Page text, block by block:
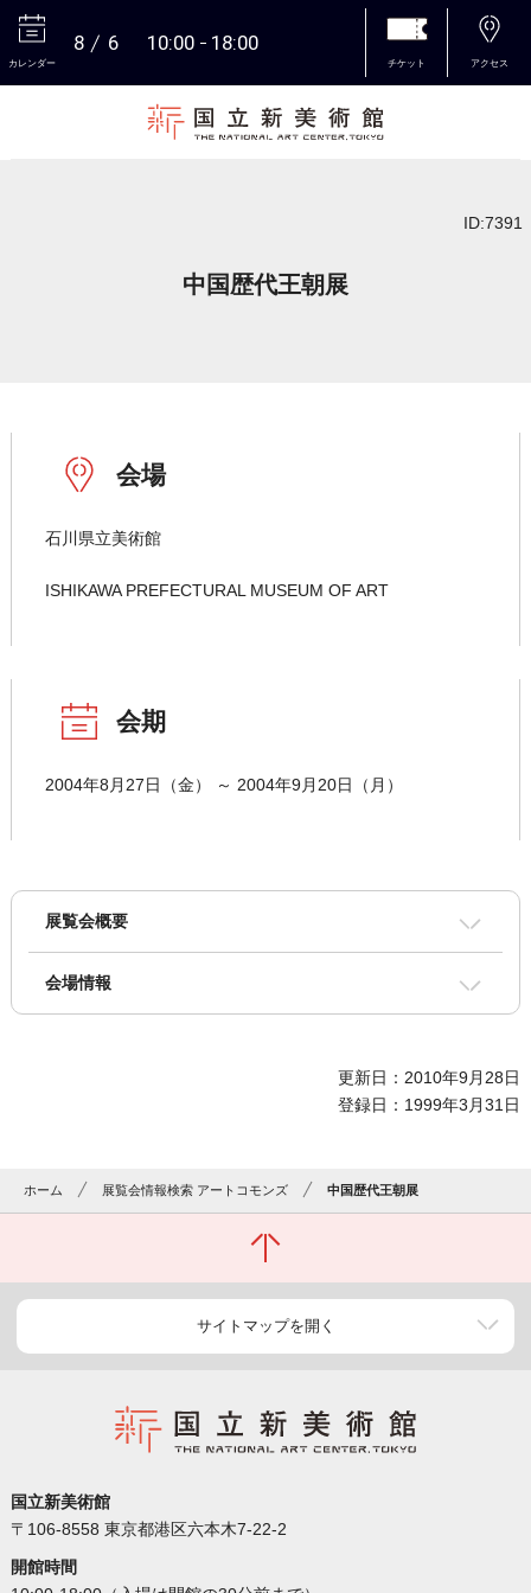
カレンダー
8 6 10:00 18:00
チケット アクセス
ID:7391
中国歴代王朝展
会場
石川県立美術館
ISHIKAWA PREFECTURAL MUSEUM OF ART
会期
2004年8月27日（金） ～ 2004年9月20日（月）
展覧会概要
会場情報
更新日：2010年9月28日
登録日：1999年3月31日
ホーム 展覧会情報検索 アートコモンズ 中国歴代王朝展
サイトマップを開く
国立新美術館
〒106-8558 東京都港区六本木7-22-2
開館時間